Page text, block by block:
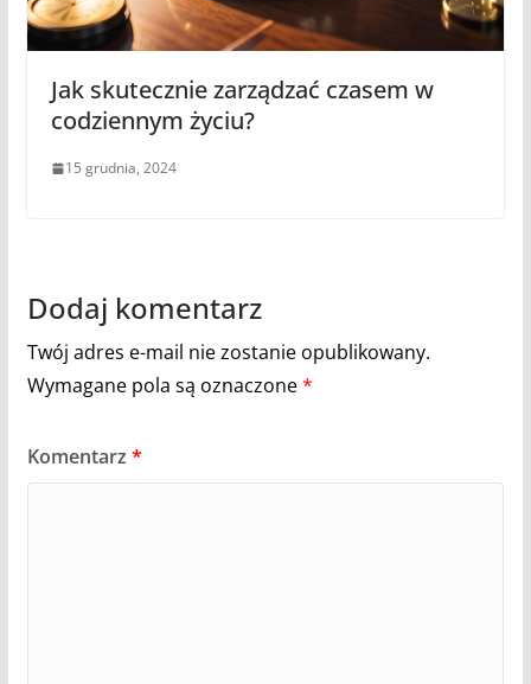
Jak skutecznie zarządzać czasem w
codziennym życiu?
15 grudnia, 2024
Dodaj komentarz
Twój adres e-mail nie zostanie opublikowany.
Wymagane pola są oznaczone*
Komentarz *